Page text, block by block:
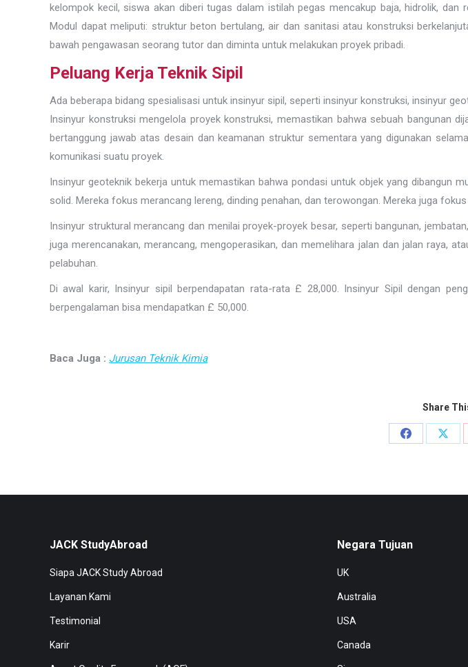
kelompok kecil, siswa akan diberi tugas dalam istilah pegas mencakup baja, hidrolik,
Modul dapat meliputi: struktur beton bertulang, air dan sanitasi atau konstruksi
bawah pengawasan seorang tutor dan diminta untuk melakukan proyek pribadi.
Peluang Kerja Teknik Sipil
Ada beberapa bidang spesialisasi untuk insinyur sipil, seperti insinyur konstruksi, insinyur
Insinyur konstruksi mengelola proyek konstruksi, memastikan bahwa sebuah bangunan
bertanggung jawab atas desain dan keamanan struktur sementara yang digunakan
komunikasi suatu proyek.
Insinyur geoteknik bekerja untuk memastikan bahwa pondasi untuk objek yang dibangun
solid. Mereka fokus merancang lereng, dinding penahan, dan terowongan. Mereka juga
Insinyur struktural merancang dan menilai proyek-proyek besar, seperti bangunan,
juga merencanakan, merancang, mengoperasikan, dan memelihara jalan dan jalan raya,
pelabuhan.
Di awal karir, Insinyur sipil berpendapatan rata-rata £ 28,000. Insinyur Sipil dengan
berpengalaman bisa mendapatkan £ 50,000.
Baca Juga : Jurusan Teknik Kimia
Share
Share
JACK StudyAbroad
Siapa JACK Study Abroad
Layanan Kami
Testimonial
Karir
Negara Tujuan
UK
Australia
USA
Canada